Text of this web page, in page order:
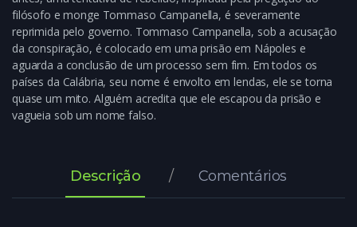
filósofo e monge Tommaso Campanella, é severamente
reprimida pelo governo. Tommaso Campanella, sob a acusação
da conspiração, é colocado em uma prisão em Nápoles e
aguarda a conclusão de um processo sem fim. Em todos os
países da Calábria, seu nome é envolto em lendas, ele se torna
quase um mito. Alguém acredita que ele escapou da prisão e
vagueia sob um nome falso.
Descrição Comentários